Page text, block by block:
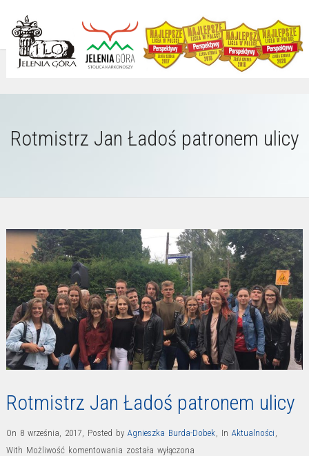
Rotmistrz Jan Ładoś patronem ulicy
Rotmistrz Jan Ładoś patronem ulicy
On 8 września, 2017 Posted by Agnieszka Burda-Dobek In Aktualności
With Możliwość komentowania Rotmistrz
została wyłączona